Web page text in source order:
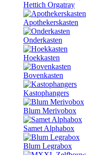
Hettich Orgatray
Apothekerskasten
Onderkasten
Hoekkasten
Bovenkasten
Kastophangers
Blum Merivobox
Samet Alphabox
Blum Legrabox